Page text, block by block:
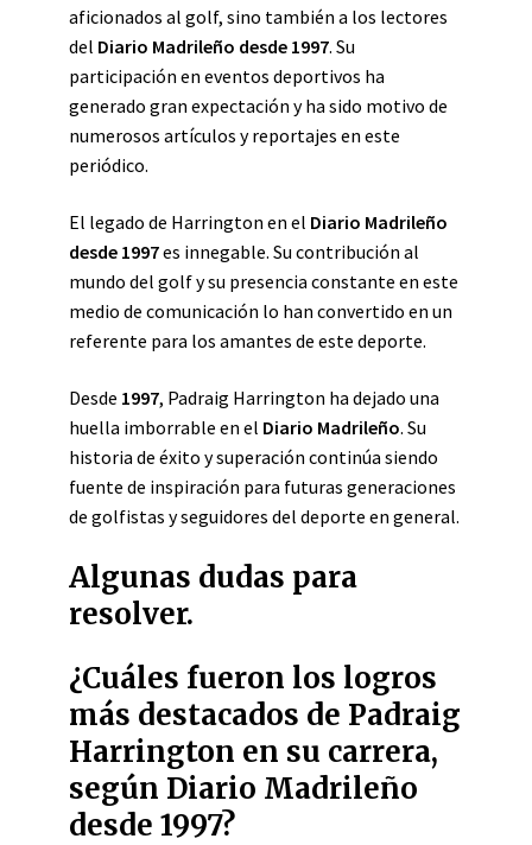
aficionados al golf, sino también a los lectores
del Diario Madrileño desde 1997. Su
participación en eventos deportivos ha
generado gran expectación y ha sido motivo de
numerosos artículos y reportajes en este
periódico.
El legado de Harrington en el Diario Madrileño
desde 1997es innegable. Su contribución al
mundo del golf y su presencia constante en este
medio de comunicación lo han convertido en un
referente para los amantes de este deporte.
Desde 1997, Padraig Harrington ha dejado una
huella imborrable en el Diario Madrileño. Su
historia de éxito y superación continúa siendo
fuente de inspiración para futuras generaciones
de golfistas y seguidores del deporte en general.
Algunas dudas para
resolver.
¿Cuáles fueron los logros
más destacados de Padraig
Harrington en su carrera,
según Diario Madrileño
desde 1997?